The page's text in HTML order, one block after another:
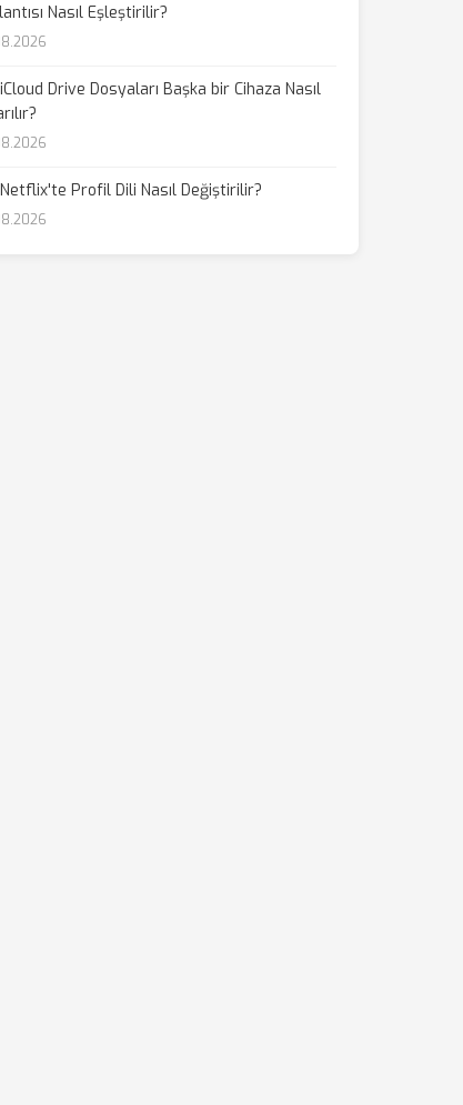
Nasıl Eşleştirilir?
iCloud Drive Dosyaları Başka bir Cihaza Nasıl
Netflix'te Profil Dili Nasıl Değiştirilir?